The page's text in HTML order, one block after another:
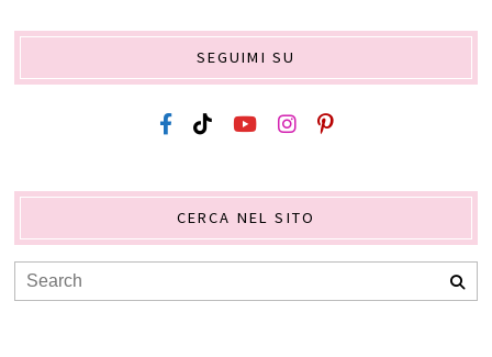
SEGUIMI SU
CERCA NEL SITO